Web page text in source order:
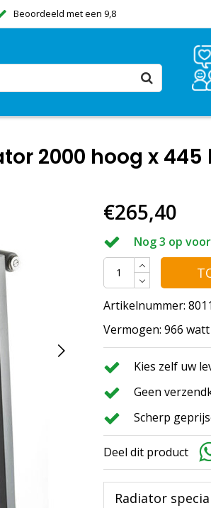
Beoordeeld met een 9,8
2000 hoog x
€265,40
Nog 3 op
Artikelnummer:
Vermogen: 966
Kies zelf uw
Geen
Scherp
Deel dit product
Radiator